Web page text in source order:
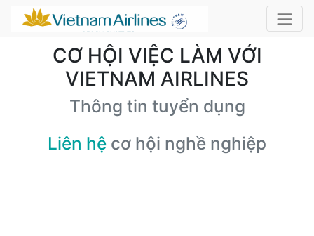
CƠ HỘI VIỆC LÀM VỚI
VIETNAM AIRLINES
Thông tin tuyển dụng
Liên hệ cơ hội nghề nghiệp